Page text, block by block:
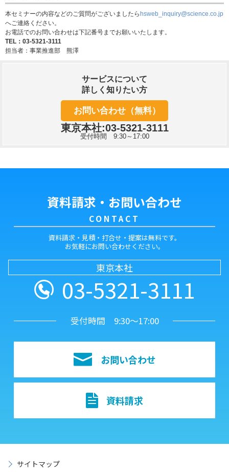
本セミナーの内容などのご質問がございましたらhsweb_inquiry@science.co.jp
へご連絡ください。
お電話でのお問い合わせは下記番号までお願いいたします。
TEL：03-5321-3111
担当者：事業推進部 熊澤
サービスについて
詳しく知りたい方
お問い合わせ（無料）
東京本社:03-5321-3111
受付時間 9:30～17:00
資料請求・お問い合わせ
CONTACT
資料請求・見積・打合せ・提案は無料です。
お気軽にお問い合わせください。
03-5321-3111
東京本社
受付時間 9:30～17:00
お問い合わせ
資料請求
サイトマップ